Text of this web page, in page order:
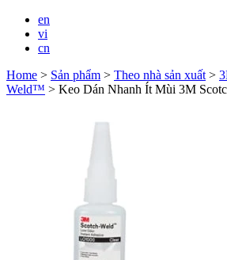
en
vi
cn
Home > Sản phẩm > Theo nhà sản xuất >
Weld™ > Keo Dán Nhanh Ít Mùi 3M